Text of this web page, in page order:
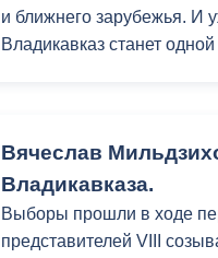
и ближнего зарубежья. И
Владикавказ станет
Вячеслав
Владикавказа.
Выборы прошли в ходе
представителей VIII